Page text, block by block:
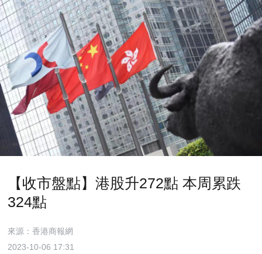
【收市盤點】港股升272點 本周累跌
324點
來源：香港商報網
2023-10-06 17:31